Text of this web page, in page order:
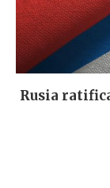
Rusia